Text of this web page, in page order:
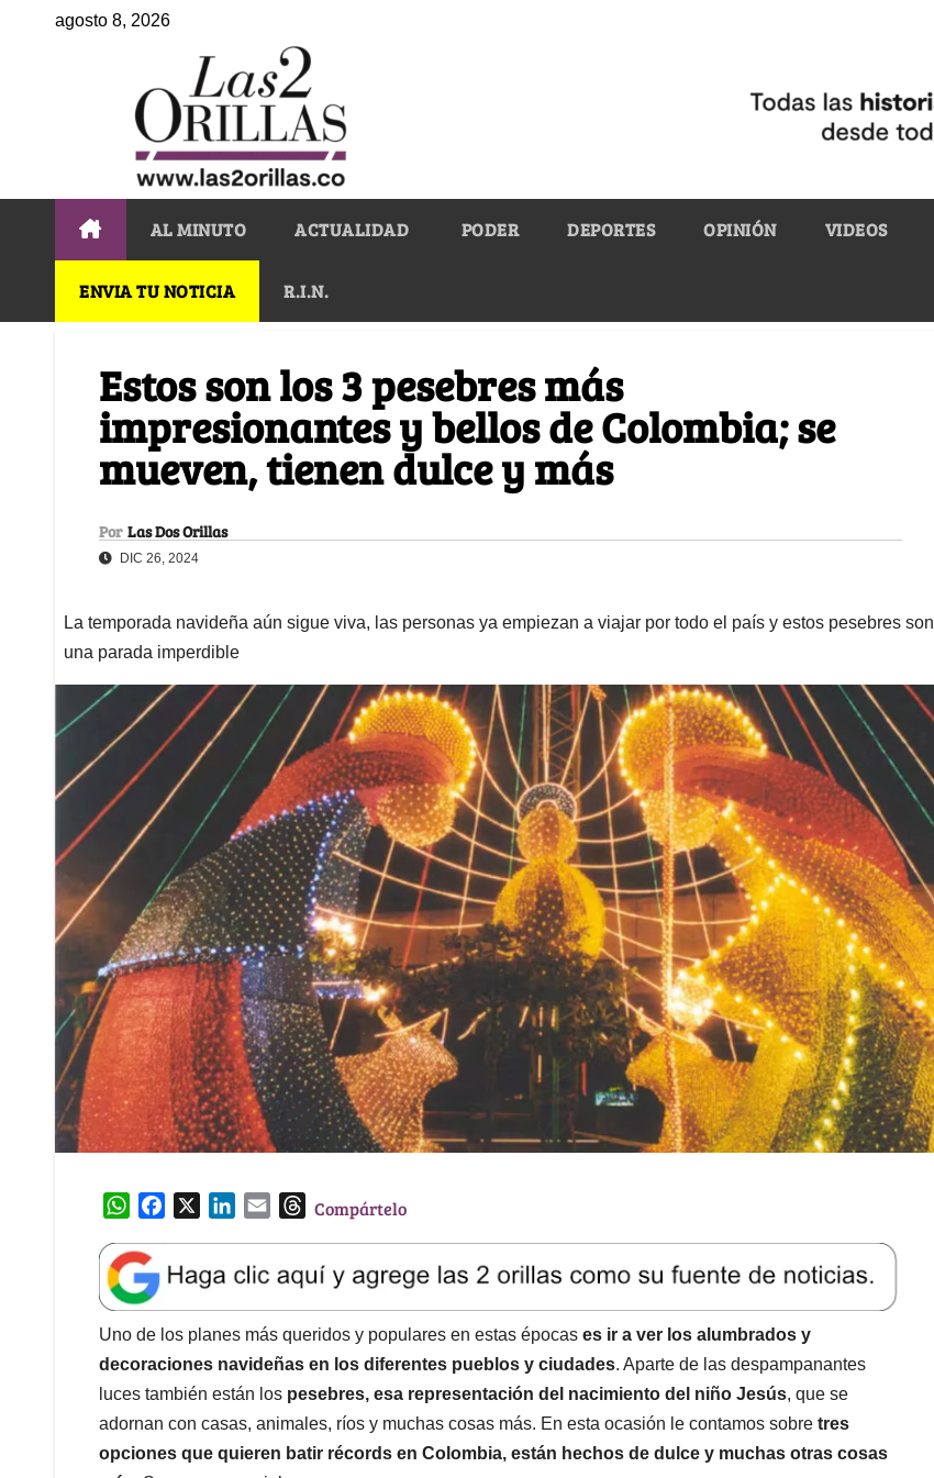
agosto 8, 2026
AL MINUTO ACTUALIDAD PODER DEPORTES OPINIÓN VIDEOS
ENVIA TU NOTICIA R.I.N.
Estos son los 3 pesebres más
impresionantes y bellos de Colombia; se
mueven, tienen dulce y más
Por Las Dos Orillas
DIC 26, 2024
La temporada navideña aún sigue viva, las personas ya empiezan a viajar por todo el país y estos pesebres son
una parada imperdible
W
a
t
s
A
p
p
e
b
o
o
k
k
e
d
I
n
l
T
e
a
d
s
Compártelo
Uno de los planes más queridos y populares en estas épocas es ir a ver los alumbrados y
decoraciones navideñas en los diferentes pueblos y ciudades. Aparte de las despampanantes
luces también están los pesebres, esa representación del nacimiento del niño Jesús, que se
adornan con casas, animales, ríos y muchas cosas más. En esta ocasión le contamos sobre tres
opciones que quieren batir récords en Colombia, están hechos de dulce y muchas otras cosas